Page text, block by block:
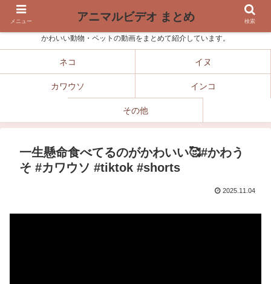
かわいい動物・ペットの動画をまとめて紹介しています。
ネコ イヌ
カワウソ インコ
その他
一生懸命食べてるのがかわいい🥰#かわう
そ #カワウソ #tiktok #shorts
2025.11.04
メニュー アニマルビデオ まとめ 検索